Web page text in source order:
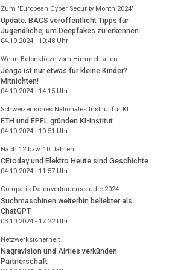
Zum "European Cyber Security Month 2024"
Update: BACS veröffentlicht Tipps für
Jugendliche, um Deepfakes zu erkennen
04.10.2024 - 10:48Uhr
Wenn Betonklötze vom Himmel fallen
Jenga ist nur etwas für kleine Kinder?
Mitnichten!
04.10.2024 - 14:15Uhr
Schweizerisches Nationales Institut für KI
ETH und EPFL gründen KI-Institut
04.10.2024 - 10:51 Uhr
Nach 12 bzw. 10 Jahren
CEtoday und Elektro Heute sind Geschichte
04.10.2024 - 11:57Uhr
Comparis-Datenvertrauensstudie 2024
Suchmaschinen weiterhin beliebter als
ChatGPT
03.10.2024 - 17:22Uhr
Netzwerksicherheit
Nagravision und Airties verkünden
Partnerschaft